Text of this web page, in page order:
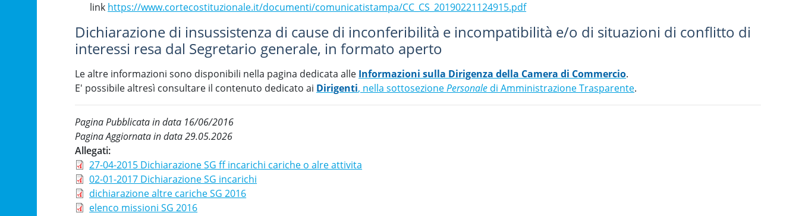
link https://www.cortecostituzionale.it/documenti/comunicatistampa/CC_CS_20190221124915.pdf
Dichiarazione di insussistenza di cause di inconferibilità e incompatibilità e/o di situazioni di conflitto di
interessi resa dal Segretario generale, in formato aperto
Le altre informazioni sono disponibili nella pagina dedicata alle Informazioni sulla Dirigenza della Camera di Commercio.
E' possibile altresì consultare il contenuto dedicato ai Dirigenti, nella sottosezionePersonale di Amministrazione Trasparente.
Pagina Pubblicata in data 16/06/2016
Pagina Aggiornata in data 29.05.2026
Allegati
27-04-2015 Dichiarazione SG ff incarichi cariche o alre attivita
02-01-2017 Dichiarazione SG incarichi
dichiarazione altre cariche SG 2016
elenco missioni SG 2016